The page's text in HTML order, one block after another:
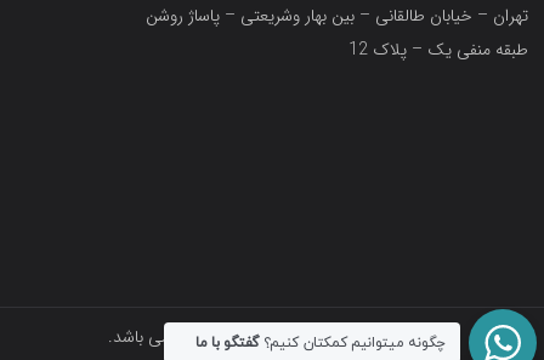
تهران – خیابان طالقانی – بین بهار وشریعتی – پاساژ روشن
طبقه منفی یک – پلاک 12
تمامی حقوق متعلق به فروشگاه آکواتک می باشد.
چگونه میتوانیم کمکتان کنیم؟گفتگو با ما